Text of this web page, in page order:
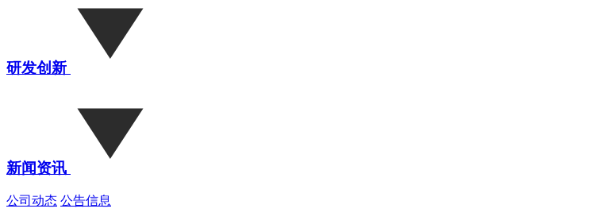
研发创新
新闻资讯
公司动态 公告信息